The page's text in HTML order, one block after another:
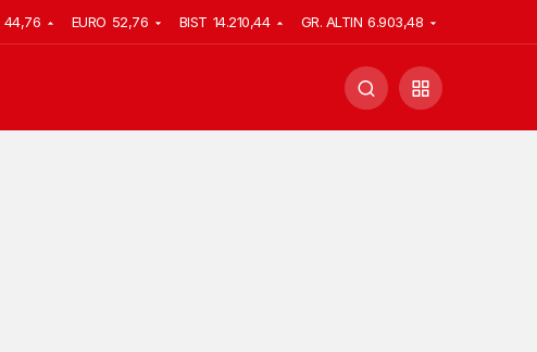
44,76 EURO 52,76 BIST 14.210,44 GR. ALTIN 6.903,48